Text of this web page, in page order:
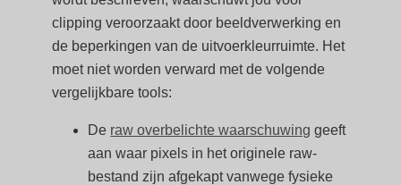
clipping veroorzaakt door beeldverwerking en
de beperkingen van de uitvoerkleurruimte. Het
moet niet worden verward met de volgende
vergelijkbare tools:
De raw overbelichte waarschuwing geeft
aan waar pixels in het originele raw-
bestand zijn afgekapt vanwege fysieke